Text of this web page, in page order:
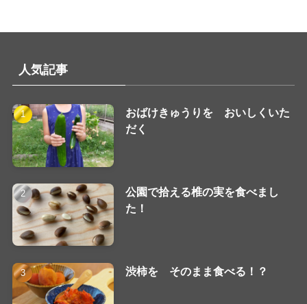
人気記事
おばけきゅうりを おいしくいた
だく
公園で拾える椎の実を食べまし
た！
渋柿を そのまま食べる！？